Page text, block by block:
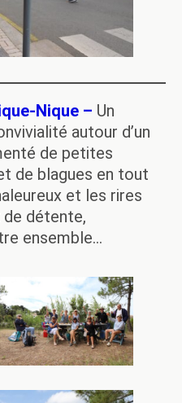
Nique – Un
autour d’un
de petites
de blagues en tout
et les rires
détente,
ensemble…